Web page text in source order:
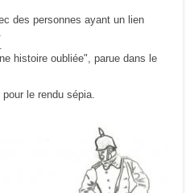
des personnes ayant un lien
histoire oubliée", parue dans le
le rendu sépia.